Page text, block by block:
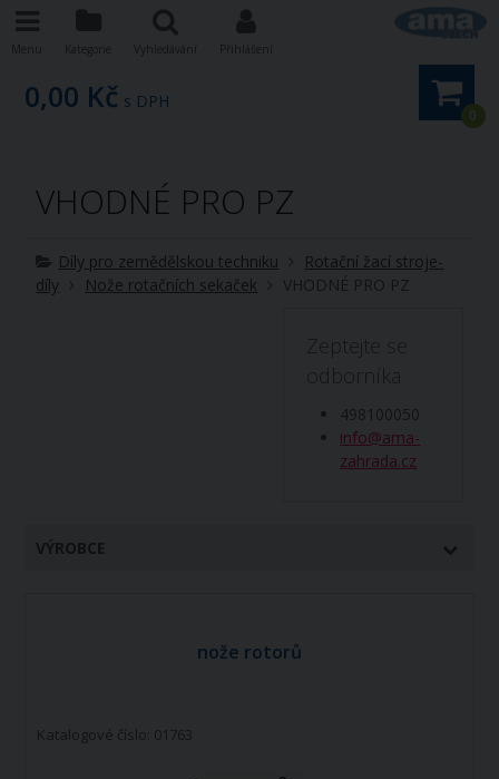
0
0,00 Kč s DPH
VHODNÉ PRO PZ
Díly pro zemědělskou techniku
Rotační žací stroje-
díly
Nože rotačních sekaček VHODNÉ PRO PZ
Zeptejte se
odborníka
498100050
info@ama-
zahrada.cz
VÝROBCE
nože rotorů
Katalogové číslo: 01763
Menu Kategorie Vyhledávání Přihlášení